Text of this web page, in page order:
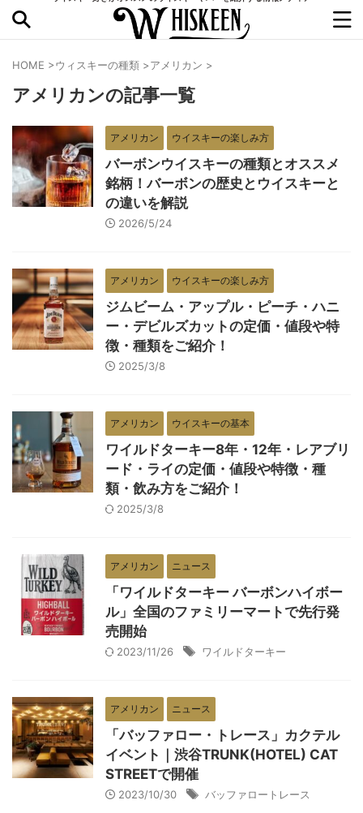
HOME >ウィスキーの種類 >アメリカン >
アメリカンの記事一覧
アメリカン ウイスキーの楽しみ方
バーボンウイスキーの種類とオススメ
銘柄！バーボンの歴史とウイスキーと
の違いを解説
2026/5/24
アメリカン ウイスキーの楽しみ方
ジムビーム・アップル・ピーチ・ハニ
ー・デビルズカットの定価・値段や特
徴・種類をご紹介！
2025/3/8
アメリカン ウイスキーの基本
ワイルドターキー8年・12年・レアブリ
ード・ライの定価・値段や特徴・種
類・飲み方をご紹介！
2025/3/8
アメリカン ニュース
「ワイルドターキー バーボンハイボー
ル」全国のファミリーマートで先行発
売開始
2023/11/26 ワイルドターキー
アメリカン ニュース
「バッファロー・トレース」カクテル
イベント｜渋谷TRUNK(HOTEL) CAT
STREETで開催
2023/10/30 バッファロートレース